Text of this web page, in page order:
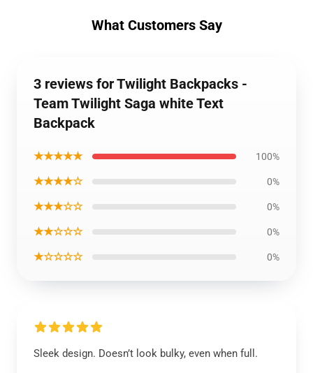
What Customers Say
3 reviews for Twilight Backpacks -
Team Twilight Saga white Text
Backpack
★★★★★ 100%
★★★★☆ 0%
★★★☆☆ 0%
★★☆☆☆ 0%
★☆☆☆☆ 0%
Sleek design. Doesn’t look bulky, even when full.